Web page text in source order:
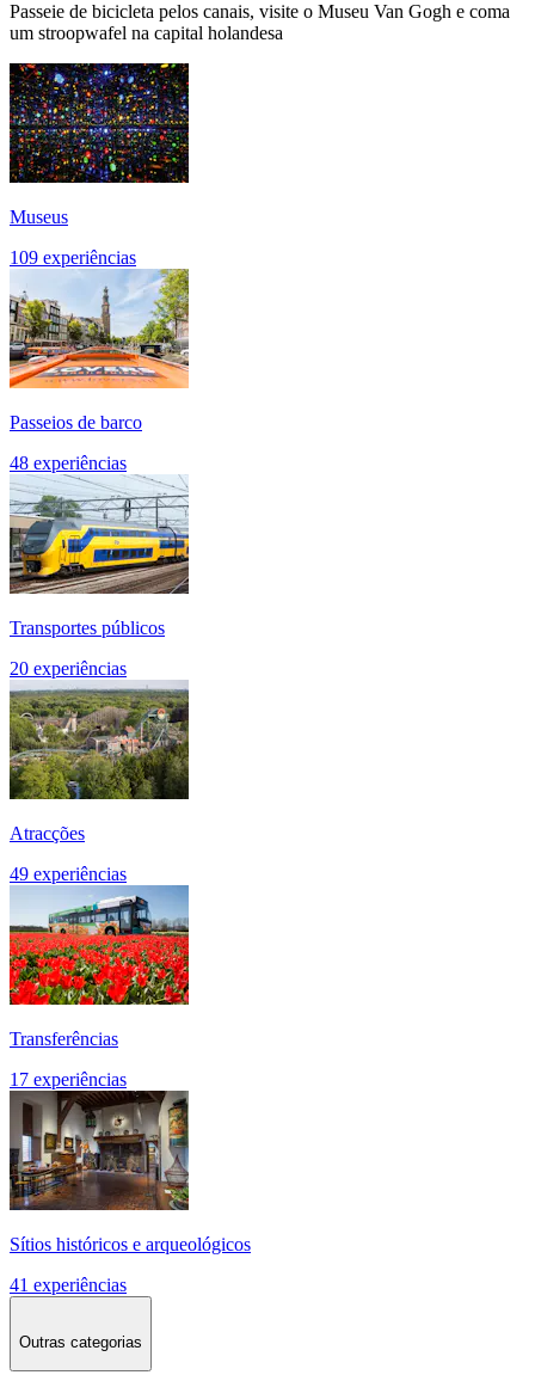
Passeie de bicicleta pelos canais, visite o Museu Van Gogh e coma
um stroopwafel na capital holandesa
Museus
109 experiências
Passeios de barco
48 experiências
Transportes públicos
20 experiências
Atracções
49 experiências
Transferências
17 experiências
Sítios históricos e arqueológicos
41 experiências
Outras categorias